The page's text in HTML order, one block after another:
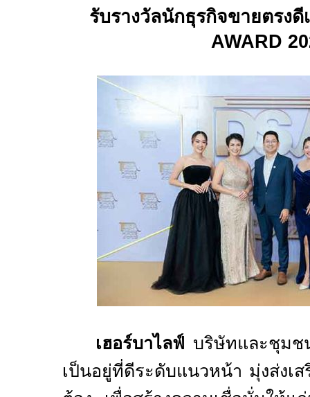
รับรางวัลนักธุรกิจขายตรง
AWARD
เฮอร์บาไลฟ์ บริษัทและชุมช
เป็นอยู่ที่ดีระดับแนวหน้า มุ่งส่งเ